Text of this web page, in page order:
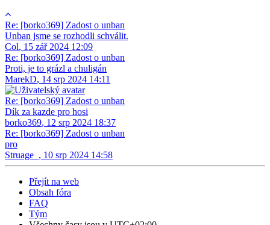
Re: [borko369] Zadost o unban
Unban jsme se rozhodli schválit.
Col, 15 zář 2024 12:09
Re: [borko369] Zadost o unban
Proti, je to grázl a chuligán
MarekD, 14 srp 2024 14:11
Re: [borko369] Zadost o unban
Dík za kazde pro hosi
borko369, 12 srp 2024 18:37
Re: [borko369] Zadost o unban
pro
Struage_ , 10 srp 2024 14:58
Přejít na web
Obsah fóra
FAQ
Tým